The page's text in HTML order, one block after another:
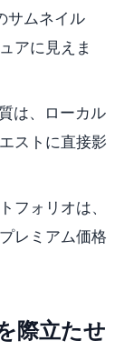
ムネイル
アに見えま
は、ローカル
ストに直接影
フォリオは、
レミアム価格
際立たせ